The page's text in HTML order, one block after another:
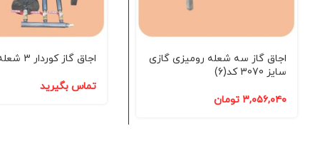
اجاق گاز سه شعله رومیزی گازی
سایز 3070 کد(6)
۳,۰۵۶,۰۴۰ تومان
اجاق گاز کوردار 3 شعله کد(A)
تماس بگیرید